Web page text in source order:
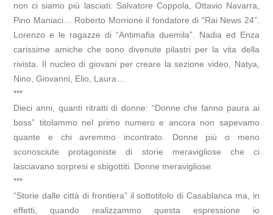
non ci siamo più lasciati: Salvatore Coppola, Ottavio Navarra,
Pino Maniaci… Roberto Morrione il fondatore di “Rai News 24”.
Lorenzo e le ragazze di “Antimafia duemila”. Nadia ed Enza
carissime amiche che sono divenute pilastri per la vita della
rivista. Il nucleo di giovani per creare la sezione video, Natya,
Nino, Giovanni, Elio, Laura…
***
Dieci anni, quanti ritratti di donne: “Donne che fanno paura ai
boss” titolammo nel primo numero e ancora non sapevamo
quante e chi avremmo incontrato. Donne più o meno
sconosciute protagoniste di storie meravigliose che ci
lasciavano sorpresi e sbigottiti. Donne meravigliose.
***
“Storie dalle città di frontiera” il sottotitolo di Casablanca ma, in
effetti, quando realizzammo questa espressione io